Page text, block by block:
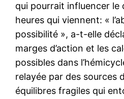
qui pourrait influencer le
heures qui viennent: «
possibilité », a-t-elle
marges d’action et les
possibles dans
relayée par des sources
équilibres fragiles qui